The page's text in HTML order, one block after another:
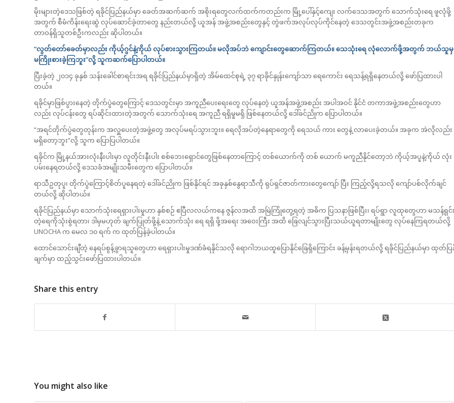
မိုးများတဲ့ဒေသဖြစ်တဲ့ ရခိုင်ပြည်နယ်မှာ ခေတ်အဆက်ဆက် အစိုးရတွေလက်ထက်ကတည်းက မြို့ပေါ်နှင့်ကျေး လက်ဒေသအတွက် သောက်သုံးရေ ဖူလုံဖို့
အတွက် စီမံကိန်းရေးဆွဲ လုပ်ဆောင်ခဲ့တာတွေ နည်းတယ်လို့ ယူအန် အဖွဲ့အစည်းတွေနှင့် တွဲဖက်အလုပ်လုပ်ကိုင်နေတဲ့ ဒေသတွင်းအဖွဲ့အစည်းတခုက
တာဝန်ရှိသူတစ်ဦးကလည်း ဆိုပါတယ်။
“လွတ်တော်ခေတ်မှာလည်း ကိုယ့်ဂွင်နဲ့ကိုယ် လုပ်စားသွားကြတယ်။ မလိုအပ်ဘဲ ကျောင်းတွေဆောက်ကြတယ်။ သေသုံးရေ လုံလောက်ဖို့အတွက် ဘယ်သူမှ
မကြိုးစားခဲ့ကြဘူး”လို့ သူကဆက်ပြောပါတယ်။
ပြီးခဲ့တဲ့ ၂၀၁၄ ခုနှစ် သန်းခေါင်စာရင်းအရ ရခိုင်ပြည်နယ်မှာရှိတဲ့ အိမ်ထေင်စုရဲ့ ၃၇ ရာခိုင်နှုန်းကျော်သာ ရေကောင်း ရေသန့်ရရှိနေတယ်လို့ ဖော်ပြထားပါ
တယ်။
ရခိုင်မှာဖြစ်ပွားနေတဲ့ တိုက်ပွဲတွေကြောင့် ဒေသတွင်းမှာ အကူညီပေးရေးတွေ လုပ်နေတဲ့ ယူအန်အဖွဲ့အစည်း အပါအဝင် နိုင်ငံ တကာအဖွဲ့အစည်းတွေဟာ
လည်း လုပ်ငန်းတွေ ရပ်ဆိုင်းထားတဲ့အတွက် သောက်သုံးရေ အကူညီ ရရှိမှုမရှိ ဖြစ်နေတယ်လို့ ဒေါ်ခင်ညိုက ပြောပါတယ်။
“အရင်တိုက်ပွဲတွေတုန်းက အလှူပေးတဲ့အဖွဲ့တွေ အလုပ်မရပ်သွားဘူး။ ရေလိုအပ်တဲ့နေရာတွေကို ရေသယ် ကား တွေနဲ့ လာပေးခဲ့တယ်။ အခုက အဲလိုလည်း
မရှိတော့ဘူး”လို့ သူက ပြောပြပါတယ်။
ရခိုင်က မြို့နယ်အားလုံးနီးပါးမှာ လူတိုင်းနီးပါး စစ်ဘေးရှောင်တွေဖြစ်နေတာကြောင့် တစ်ယောက်ကို တစ် ယောက် မကူညီနိုင်တော့ဘဲ ကိုယ့်အပူနဲ့ကိုယ် လုံး
ပမ်းနေရတယ်လို့ ဒေသခံအမျိုးသမီးတွေက ပြောပါတယ်။
ရာသီဥတုပူ၊ တိုက်ပွဲကြောင့်စိတ်ပူနေရတဲ့ ဒေါ်ခင်ညိုက ဖြစ်နိုင်ရင် အခုနှစ်နွေရာသီကို ရုပ်ရှင်ဇာတ်ကားတွေကျော် ပြီး ကြည့်လို့ရသလို ကျော်ပစ်လိုက်ချင်
တယ်လို့ ဆိုပါတယ်။
ရခိုင်ပြည်နယ်မှာ သောက်သုံးရေရှားပါးမှုဟာ နှစ်စဉ် ဧပြီလလယ်ကနေ ဇွန်လအထိ အမြဲကြုံတွေ့ရတဲ့ အဓိက ပြသနာဖြစ်ပြီး၊ ရပ်ရွာ လူထုတွေဟာ မသန့်ရှင်
တဲ့ရေကိုသုံးစွဲရတာ၊ ဒါမှမဟုတ် ချက်ပြုတ်ဖို့နဲ့ သောက်သုံး ရေ ရရှိ ဖို့အရေး အဝေးကြီး အထိ ခြေလျင်သွားပြီးသယ်ယူရတာမျိုးတွေ လုပ်နေကြရတယ်လို့
UNOCHA က မေလ ၁၀ ရက် က ထုတ်ပြန်ခဲ့ပါတယ်။
ထောင်သောင်းချီတဲ့ နေရပ်စွန့်ခွာရသူတွေဟာ ရေရှားပါးမှုဒဏ်ခံရနိုင်သလို ရောဂါဘယထူပြောနိုင်ခြေရှိကြောင်း ခန့်မှန်းရတယ်လို့ ရခိုင်ပြည်နယ်မှာ ထုတ်ပြ
ချက်မှာ ထည့်သွင်းဖော်ပြထားပါတယ်။
Share this entry
You might also like